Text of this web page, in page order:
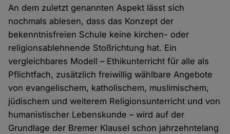
An dem zuletzt genannten Aspekt lässt sich
nochmals ablesen, dass das Konzept der
bekenntnisfreien Schule keine kirchen- oder
religionsablehnende Stoßrichtung hat. Ein
vergleichbares Modell – Ethikunterricht für alle als
Pflichtfach, zusätzlich freiwillig wählbare Angebote
von evangelischem, katholischem, muslimischem,
jüdischem und weiterem Religionsunterricht und von
humanistischer Lebenskunde – wird auf der
Grundlage der Bremer Klausel schon jahrzehntelang